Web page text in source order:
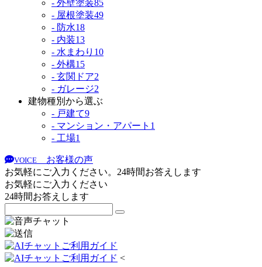
- 外壁塗装85
- 屋根塗装49
- 防水18
- 内装13
- 水まわり 10
- 外構15
- 玄関ドア2
- ガレージ2
建物種別から選ぶ
- 戸建て9
- マンション・アパート 1
- 工場1
VOICE
お客様の声
お気軽にご入力ください。24時間お答えします
お気軽にご入力ください
24時間お答えします
<